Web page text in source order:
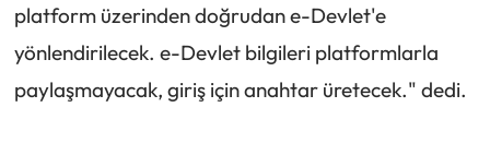
platform üzerinden doğrudan e-Devlet'e
yönlendirilecek. e-Devlet bilgileri platformlarla
paylaşmayacak, giriş için anahtar üretecek." dedi.